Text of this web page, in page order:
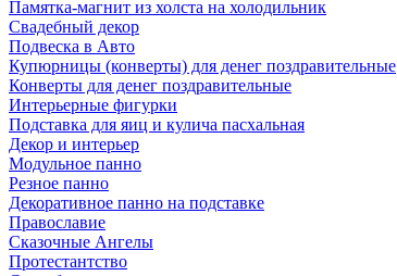
Памятка-магнит из холста на холодильник
Свадебный декор
Подвеска в Авто
Купюрницы (конверты) для денег поздравительные
Конверты для денег поздравительные
Интерьерные фигурки
Подставка для яиц и кулича пасхальная
Декор и интерьер
Модульное панно
Резное панно
Декоративное панно на подставке
Православие
Сказочные Ангелы
Протестантство